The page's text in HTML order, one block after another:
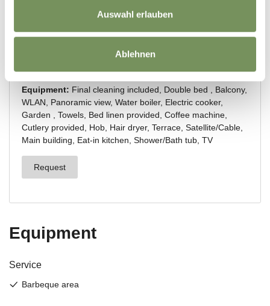
Auswahl erlauben
Ablehnen